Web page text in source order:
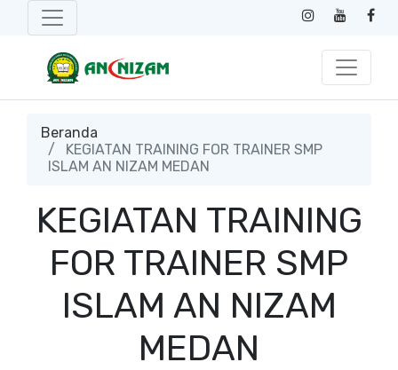
Beranda
KEGIATAN TRAINING FOR TRAINER SMP
ISLAM AN NIZAM MEDAN
KEGIATAN TRAINING
FOR TRAINER SMP
ISLAM AN NIZAM
MEDAN